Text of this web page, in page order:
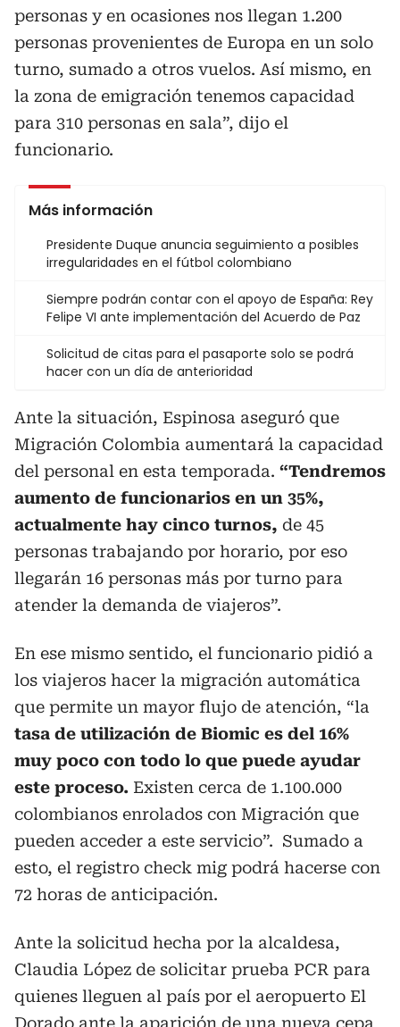
personas y en ocasiones nos llegan 1.200
personas provenientes de Europa en un solo
turno, sumado a otros vuelos. Así mismo, en
la zona de emigración tenemos capacidad
para 310 personas en sala”, dijo el
funcionario.
Más información
Presidente Duque anuncia seguimiento a posibles
irregularidades en el fútbol colombiano
Siempre podrán contar con el apoyo de España: Rey
Felipe VI ante implementación del Acuerdo de Paz
Solicitud de citas para el pasaporte solo se podrá
hacer con un día de anterioridad
Ante la situación, Espinosa aseguró que
Migración Colombia aumentará la capacidad
del personal en esta temporada. “Tendremos
aumento de funcionarios en un 35%,
actualmente hay cinco turnos, de 45
personas trabajando por horario, por eso
llegarán 16 personas más por turno para
atender la demanda de viajeros”.
En ese mismo sentido, el funcionario pidió a
los viajeros hacer la migración automática
que permite un mayor flujo de atención, “la
tasa de utilización de Biomic es del 16%
muy poco con todo lo que puede ayudar
este proceso. Existen cerca de 1.100.000
colombianos enrolados con Migración que
pueden acceder a este servicio”. Sumado a
esto, el registro check mig podrá hacerse con
72 horas de anticipación.
Ante la solicitud hecha por la alcaldesa,
Claudia López de solicitar prueba PCR para
quienes lleguen al país por el aeropuerto El
Dorado ante la aparición de una nueva cepa